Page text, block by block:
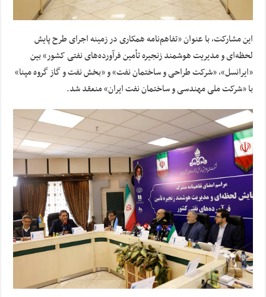
این مشارکت، با عنوان «تفاهم‌نامه همکاری در زمینه اجرای طرح پایش
لحظه‌ای و مدیریت هوشمند زنجیره تأمین فرآورده‌های نفتی کشور» بین
«ایرانسل»، «شرکت طراحی و ساختمان نفت» و «بخش نفت و گاز گروه مپنا»
با «شرکت ملی مهندسی و ساختمان نفت ایران» منعقد شد.